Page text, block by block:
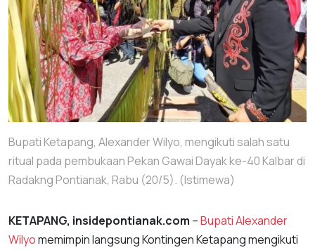
Bupati Ketapang, Alexander Wilyo, mengikuti salah satu
ritual pada pembukaan Pekan Gawai Dayak ke-40 Kalbar di
Radakng Pontianak, Rabu (20/5). (Istimewa)
KETAPANG, insidepontianak.com –Bupati Alexander
Wilyomemimpin langsung Kontingen Ketapang mengikuti